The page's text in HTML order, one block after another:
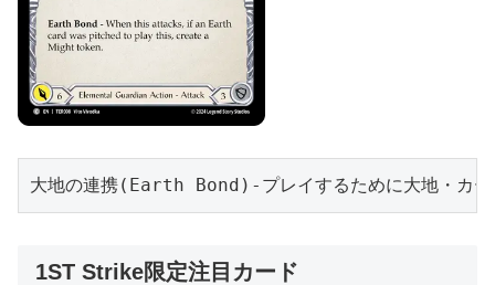
大地の連携(Earth Bond)-プレイするために大地・カー
1ST Strike限定注目カード